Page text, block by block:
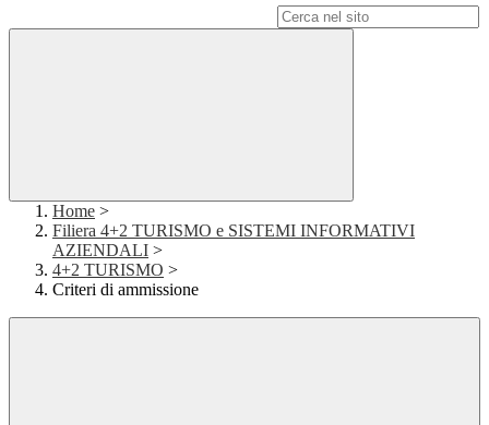
Home >
Filiera 4+2 TURISMO e SISTEMI INFORMATIVI
AZIENDALI >
4+2 TURISMO >
Criteri di ammissione